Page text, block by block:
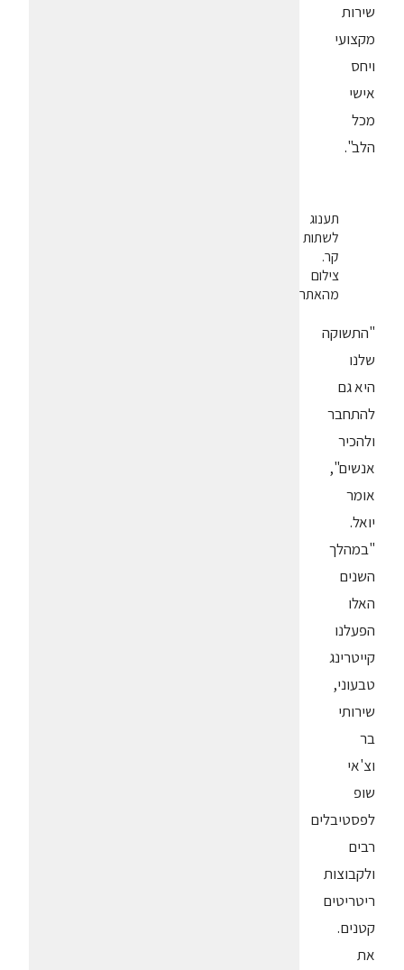
שירות
מקצועי
ויחס
אישי
מכל
הלב".
תענוג
לשתות
קר.
צילום
מהאתר
"התשוקה
שלנו
היא גם
להתחבר
ולהכיר
אנשים",
אומר
יואל.
"במהלך
השנים
האלו
הפעלנו
קייטרינג
טבעוני,
שירותי
בר
וצ'אי
שופ
לפסטיבלים
רבים
ולקבוצות
ריטריטים
קטנים.
את